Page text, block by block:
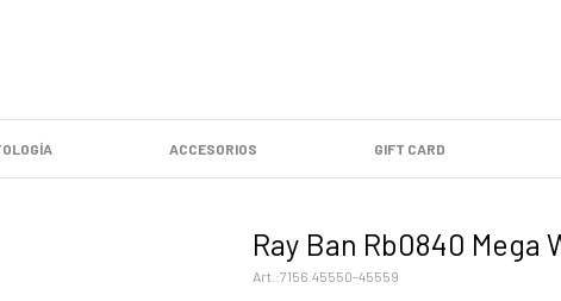
ACCESORIOS GIFT CARD
Ray Ban Rb0840 Mega
7156.45550-45559